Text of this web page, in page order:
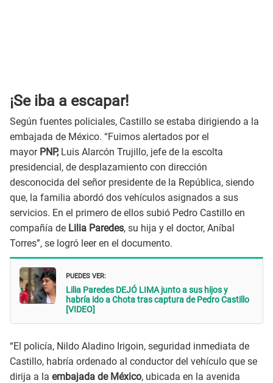
¡Se iba a escapar!
Según fuentes policiales, Castillo se estaba dirigiendo a la
embajada de México. “Fuimos alertados por el
mayor PNP,Luis Alarcón Trujillo, jefe de la escolta
presidencial, de desplazamiento con dirección
desconocida del señor presidente de la República, siendo
que, la familia abordó dos vehículos asignados a sus
servicios. En el primero de ellos subió Pedro Castillo en
compañía de Lilia Paredes, su hija y el doctor, Aníbal
Torres”, se logró leer en el documento.
PUEDES VER:
Lilia Paredes DEJÓ LIMA junto a sus hijos y
habría ido a Chota tras captura de Pedro Castillo
[VIDEO]
“El policía, Nildo Aladino Irigoin, seguridad inmediata de
Castillo, habría ordenado al conductor del vehículo que se
dirija a la embajada de México, ubicada en la avenida